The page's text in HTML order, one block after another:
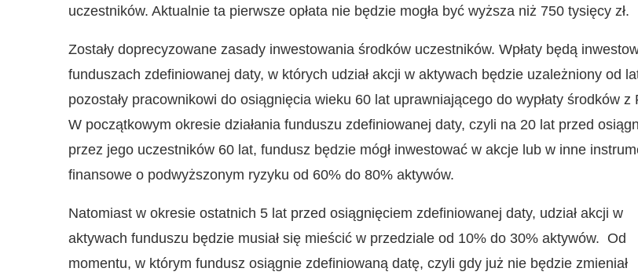
uczestników. Aktualnie ta pierwsze opłata nie będzie mogła być wyższa niż 750 tysięcy zł.
Zostały doprecyzowane zasady inwestowania środków uczestników. Wpłaty będą
funduszach zdefiniowanej daty, w których udział akcji w aktywach będzie uzależniony od
pozostały pracownikowi do osiągnięcia wieku 60 lat uprawniającego do wypłaty środków z
W początkowym okresie działania funduszu zdefiniowanej daty, czyli na 20 lat przed
przez jego uczestników 60 lat, fundusz będzie mógł inwestować w akcje lub w inne
finansowe o podwyższonym ryzyku od 60% do 80% aktywów.
Natomiast w okresie ostatnich 5 lat przed osiągnięciem zdefiniowanej daty, udział akcji w
aktywach funduszu będzie musiał się mieścić w przedziale od 10% do 30% aktywów. Od
momentu, w którym fundusz osiągnie zdefiniowaną datę, czyli gdy już nie będzie zmieniał